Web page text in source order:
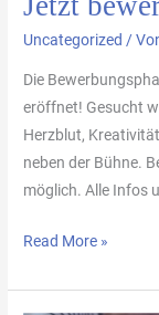
Uncategorized /
Die
eröffnet! Gesucht
Herzblut,
neben der Bühne.
möglich. Alle Infos
Read More »